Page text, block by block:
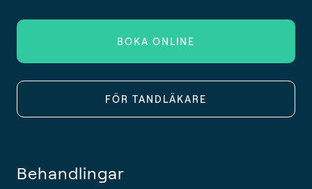
Behandlingar
BOKA ONLINE
FÖR TANDLÄKARE